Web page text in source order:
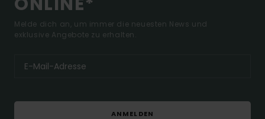
Melde dich an, um immer die neuesten News und
exklusive Angebote zu erhalten.
ANMELDEN